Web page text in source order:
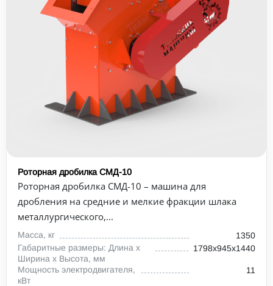
Роторная дробилка СМД-10
Роторная дробилка СМД-10 – машина для
дробления на средние и мелкие фракции шлака
металлургического,...
Масса, кг
1350
Габаритные размеры: Длина х
Ширина х Высота, мм
1798х945х1440
Мощность электродвигателя,
кВт
11